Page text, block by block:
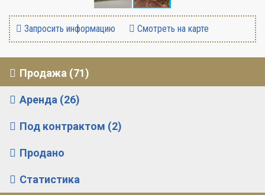
Запросить информацию Смотреть на карте
Продажа (71)
Аренда (26)
Под контрактом (2)
Продано
Статистика